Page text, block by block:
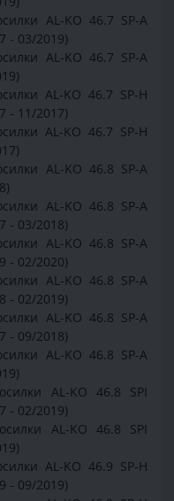
AL-KO 46.7 SP-A
- 03/2019)
AL-KO 46.7 SP-A
AL-KO 46.7 SP-H
- 11/2017)
AL-KO 46.7 SP-H
AL-KO 46.8 SP-A
AL-KO 46.8 SP-A
- 03/2018)
AL-KO 46.8 SP-A
- 02/2020)
AL-KO 46.8 SP-A
- 02/2019)
AL-KO 46.8 SP-A
- 09/2018)
AL-KO 46.8 SP-A
AL-KO 46.8 SPI
- 02/2019)
AL-KO 46.8 SPI
AL-KO 46.9 SP-H
- 09/2019)